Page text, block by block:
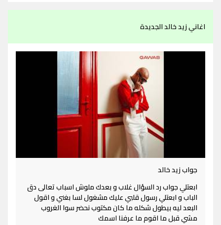
اغاني زيد خالد الجديدة
جواب زيد خالد
ابعتلي جواب رد السؤال غلاب و بعدك ملوش اسباب تعالى دق
الباب و ابعتلي رسول قلبي عليك مشغول لسا بغني و اقول
البعد ليه بيطول شكله ما كان مكتوب نحضر سوا الغروب
مشي قبل ما اقوم ما عرفنا اسمك